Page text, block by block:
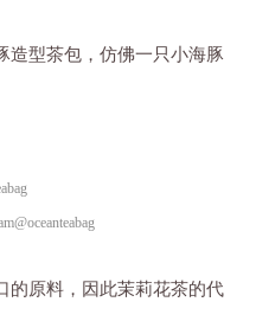
造型茶包，仿佛一只小海豚
的原料，因此茉莉花茶的代